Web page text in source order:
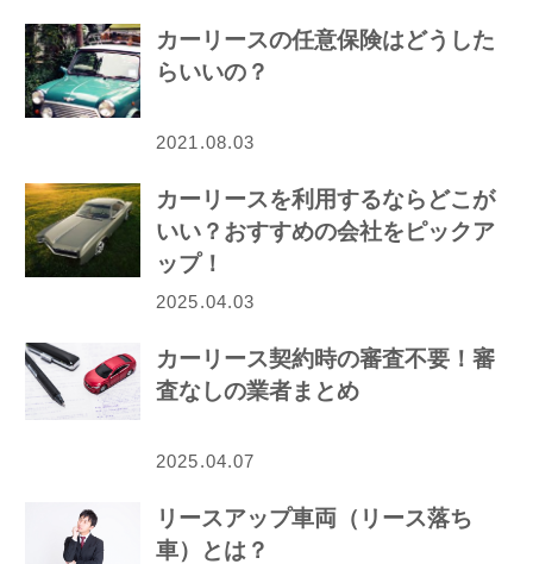
カーリースの任意保険はどうした
らいいの？
2021.08.03
カーリースを利用するならどこが
いい？おすすめの会社をピックア
ップ！
2025.04.03
カーリース契約時の審査不要！審
査なしの業者まとめ
2025.04.07
リースアップ車両（リース落ち
車）とは？